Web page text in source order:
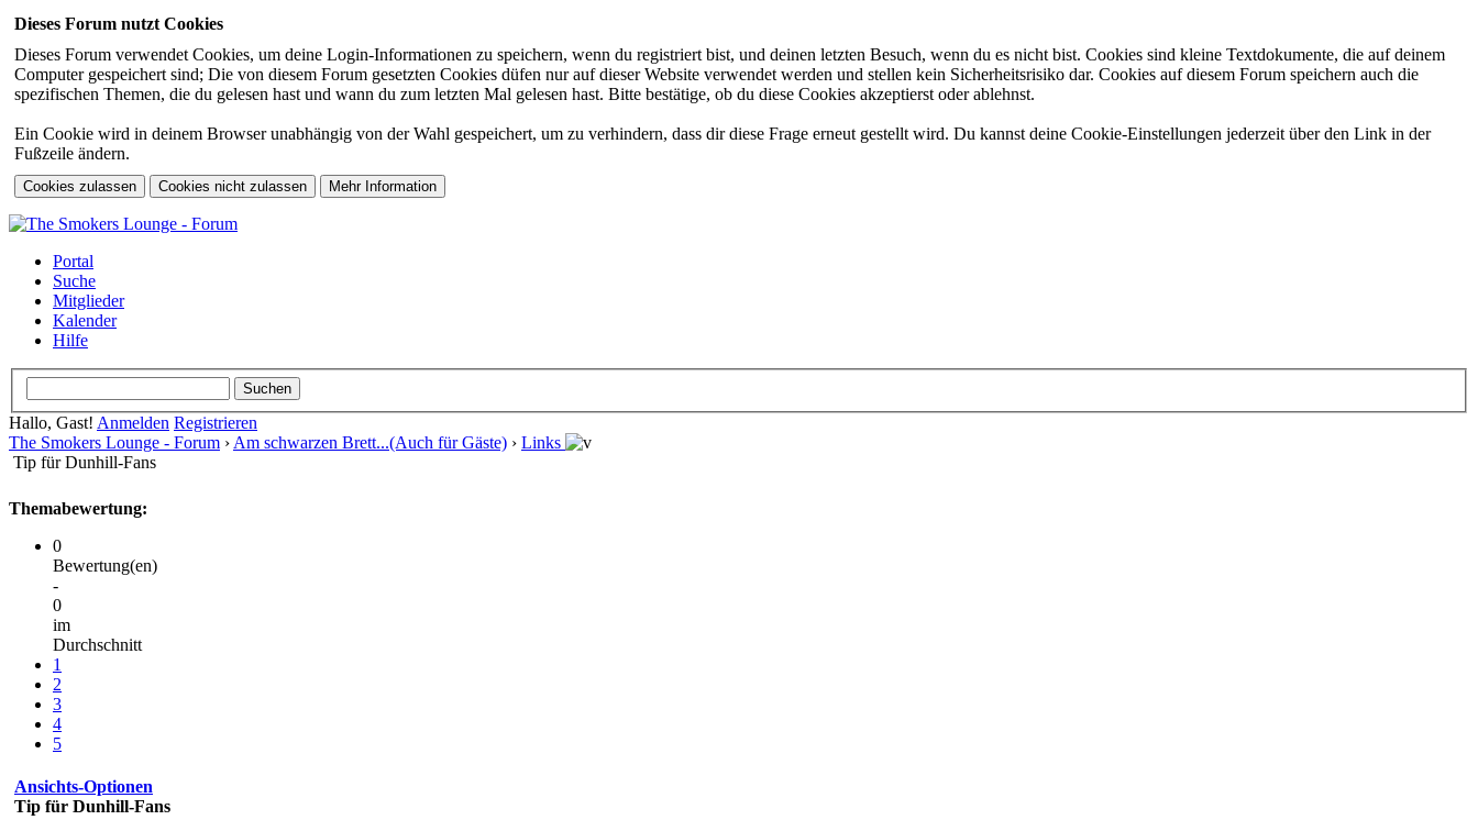
Dieses Forum nutzt Cookies
Dieses Forum verwendet Cookies, um deine Login-Informationen zu speichern, wenn du registriert bist, und deinen letzten Besuch, wenn du es nicht bist. Cookies sind kleine Textdokumente, die auf deinem
Computer gespeichert sind; Die von diesem Forum gesetzten Cookies düfen nur auf dieser Website verwendet werden und stellen kein Sicherheitsrisiko dar. Cookies auf diesem Forum speichern auch die
spezifischen Themen, die du gelesen hast und wann du zum letzten Mal gelesen hast. Bitte bestätige, ob du diese Cookies akzeptierst oder ablehnst.
Ein Cookie wird in deinem Browser unabhängig von der Wahl gespeichert, um zu verhindern, dass dir diese Frage erneut gestellt wird. Du kannst deine Cookie-Einstellungen jederzeit über den Link in der
Fußzeile ändern.
Portal
Suche
Mitglieder
Kalender
Hilfe
Hallo, Gast! Anmelden Registrieren
The Smokers Lounge - Forum › Am schwarzen Brett...(Auch für Gäste) › Links
Tip für Dunhill-Fans
Themabewertung:
0
Bewertung(en)
-
0
im
Durchschnitt
1
2
3
4
5
Ansichts-Optionen
Tip für Dunhill-Fans